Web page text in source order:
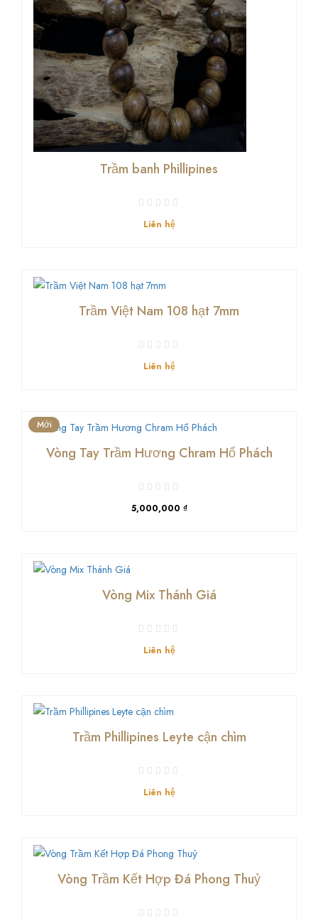
Trầm banh Phillipines
Liên hệ
Trầm Việt Nam 108 hạt 7mm
Liên hệ
Mới
Vòng Tay Trầm Hương Chram Hổ Phách
5,000,000 ₫
Vòng Mix Thánh Giá
Liên hệ
Trầm Phillipines Leyte cận chìm
Liên hệ
Vòng Trầm Kết Hợp Đá Phong Thuỷ